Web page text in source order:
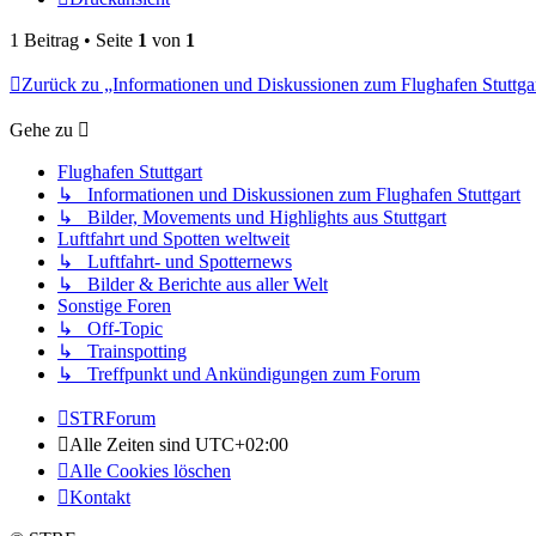
1 Beitrag • Seite 1 von 1
Zurück zu „Informationen und Diskussionen zum Flughafen
Gehe zu
Flughafen Stuttgart
↳ Informationen und Diskussionen zum Flughafen Stuttgart
↳ Bilder, Movements und Highlights aus Stuttgart
Luftfahrt und Spotten weltweit
↳ Luftfahrt- und Spotternews
↳ Bilder & Berichte aus aller Welt
Sonstige Foren
↳ Off-Topic
↳ Trainspotting
↳ Treffpunkt und Ankündigungen zum Forum
STRForum
Alle Zeiten sind UTC+02:00
Alle Cookies löschen
Kontakt